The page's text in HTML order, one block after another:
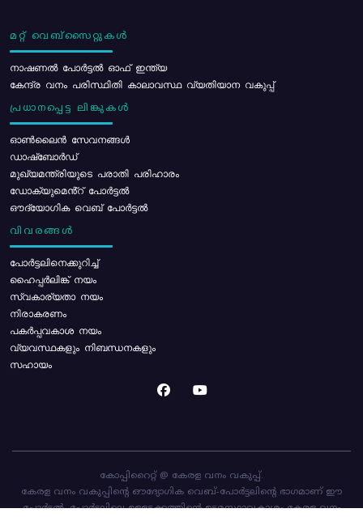
മറ്റ് വെബ്സൈറ്റുകൾ
നാഷണൽ പോർട്ടൽ ഓഫ് ഇന്ത്യ
കേന്ദ്ര വനം പരിസ്ഥിതി കാലാവസ്ഥ വ്യതിയാന വകുപ്പ്
പ്രധാനപ്പെട്ട ലിങ്കുകൾ
ഓൺലൈൻ സേവനങ്ങൾ
ഡാഷ്ബോർഡ്
മുഖ്യമന്ത്രിയുടെ പരാതി പരിഹാരം
ഡോക്യുമെൻ്റ് പോർട്ടൽ
ഔദ്യോഗിക വെബ് പോർട്ടൽ
വിവരങ്ങൾ
പോര്‍ട്ടലിനെക്കുറിച്ച്
ഹൈപ്പർലിങ്ക് നയം
സ്വകാര്യതാ നയം
നിരാകരണം
പകർപ്പവകാശ നയം
വ്യവസ്ഥകളും നിബന്ധനകളും
സഹായം
കോപ്പിറൈറ്റ് @ കേരള വനം വകുപ്പ്.
കേരള വനം വകുപ്പിന്റെ ഔദ്യോഗിക വെബ്-പോർട്ടലിന്റെ ഭാഗമാണ് ഈ
പോർട്ടൽ. പോർട്ടലിലെ ഉള്ളടക്കത്തിന്റെ ഉടമസ്ഥാവകാശം കേരള വനം